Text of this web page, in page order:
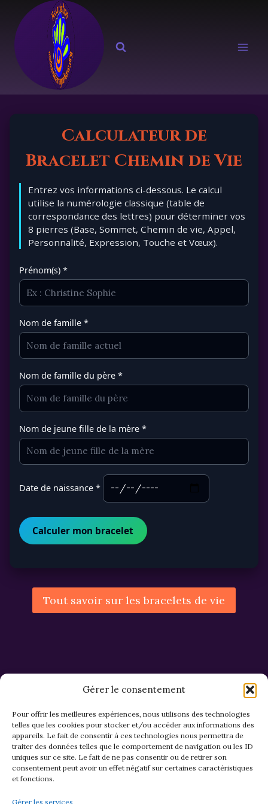
Gérer le consentement
Pour offrir les meilleures expériences, nous utilisons des technologies
telles que les cookies pour stocker et/ou accéder aux informations des
appareils. Le fait de consentir à ces technologies nous permettra de
traiter des données telles que le comportement de navigation ou les ID
uniques sur ce site. Le fait de ne pas consentir ou de retirer son
consentement peut avoir un effet négatif sur certaines caractéristiques
et fonctions.
Gérer les services
contenu
Calculateur de
Bracelet Chemin de Vie
Entrez vos informations ci-dessous. Le calcul
utilise la numérologie classique (table de
correspondance des lettres) pour déterminer vos
8 pierres (Base, Sommet, Chemin de vie, Appel,
Personnalité, Expression, Touche et Vœux).
Prénom(s) *
Nom de famille *
Nom de famille du père *
Nom de jeune fille de la mère *
Date de naissance *
Calculer mon bracelet
Tout savoir sur les bracelets de vie
CGV et Retours